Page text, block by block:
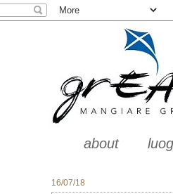
about
16/07/18